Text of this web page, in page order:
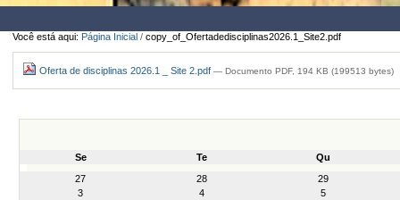
Você está aqui: Página Inicial / copy_of_Ofertadedisciplinas2026.1_Site2.pdf
Oferta de disciplinas 2026.1 _ Site 2.pdf — Documento PDF, 194 KB (199513 bytes)
Se Te
Qu
27
28
29
3
4
5